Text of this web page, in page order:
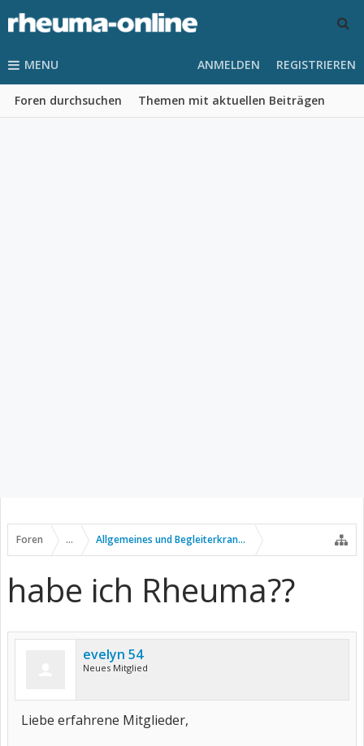
MENU
Foren durchsuchen Themen mit aktuellen Beiträgen
ANMELDEN REGISTRIEREN
Foren ... Allgemeines und Begleiterkrankungen
habe ich Rheuma??
evelyn 54
Neues Mitglied
Liebe erfahrene Mitglieder,